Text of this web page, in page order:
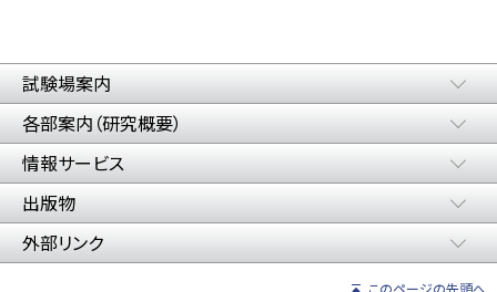
試験場案内
各部案内（研究概要）
情報サービス
出版物
外部リンク
このページの先頭へ